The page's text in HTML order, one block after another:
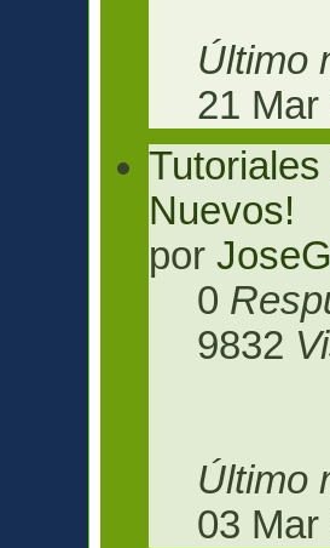
Último
21 Mar
Nuevos!
por
0
9832
Último
03 Mar